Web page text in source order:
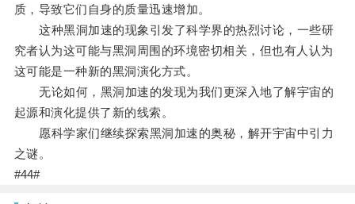
质，导致它们自身的质量迅速增加。
这种黑洞加速的现象引发了科学界的热烈讨论，一些研
究者认为这可能与黑洞周围的环境密切相关，但也有人认为
这可能是一种新的黑洞演化方式。
无论如何，黑洞加速的发现为我们更深入地了解宇宙的
起源和演化提供了新的线索。
愿科学家们继续探索黑洞加速的奥秘，解开宇宙中引力
之谜。
#44#